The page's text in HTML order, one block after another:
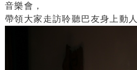
音樂會，
帶領大家走訪聆聽巴友身上動